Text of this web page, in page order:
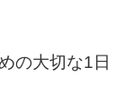
の大切な1日